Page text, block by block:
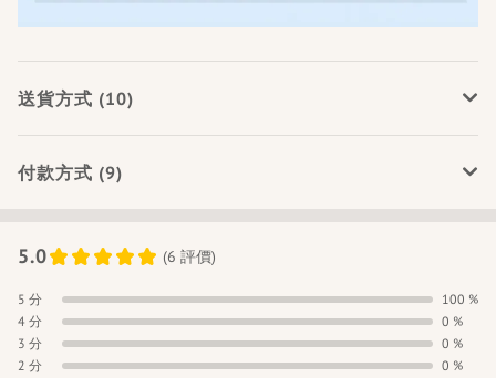
送貨方式 (10)
付款方式 (9)
5.0 (6 評價)
5 分
100 %
4 分
0 %
3 分
0 %
2 分
0 %